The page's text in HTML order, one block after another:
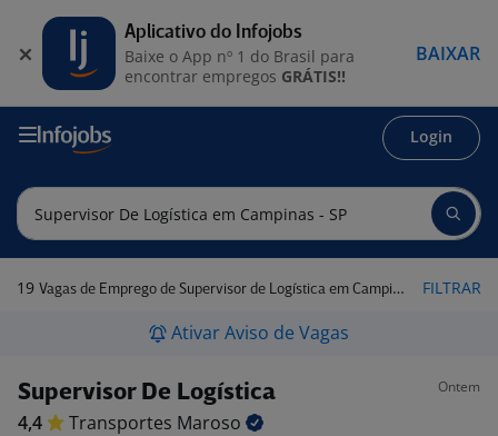
Login
19 Vagas de Emprego de Supervisor de Logística em Campinas - SP FILTRAR
Ativar Aviso de Vagas
Supervisor De Logística Ontem
4,4 Transportes Maroso
Aplicativo do Infojobs
Baixe o App nº 1 do Brasil para
encontrar empregos GRÁTIS!!
BAIXAR